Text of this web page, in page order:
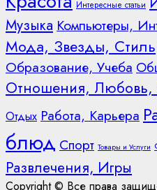
Интересные статьи
Музыка Компьютеры,
Мода, Звезды, Стиль
Образование, Учеба
Отношения, Любовь,
Отдых Работа, Карьера
блюд Спорт Товары и Услуги
Развлечения, Игры
Copyright © Все права